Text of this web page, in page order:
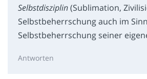
Selbstdisziplin(Sublimation,
Selbstbeherrschung auch im
Selbstbeherrschung seiner
Antworten